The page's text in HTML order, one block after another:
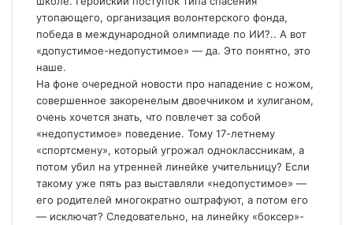
утопающего, организация волонтерского фонда,
победа в международной олимпиаде по ИИ?.. А вот
«допустимое-недопустимое» — да. Это понятно, это
наше.
На фоне очередной новости про нападение с ножом,
совершенное закоренелым двоечником и хулиганом,
очень хочется знать, что повлечет за собой
«недопустимое» поведение. Тому 17-летнему
«спортсмену», который угрожал одноклассникам, а
потом убил на утренней линейке учительницу? Если
такому уже пять раз выставляли «недопустимое» —
его родителей многократно оштрафуют, а потом его
— исключат? Следовательно, на линейку «боксер»-